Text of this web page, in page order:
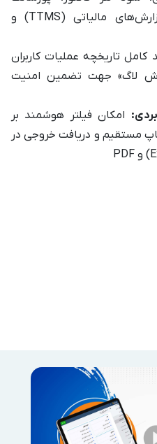
فروشندگان و مدیریت گزارش‌های مالیاتی (TTMS) و
کامل تاریخچه عملیات کاربران
لاگ» جهت تضمین امنیت
امکان فیلتر هوشمند بر
مستقیم و دریافت خروجی در